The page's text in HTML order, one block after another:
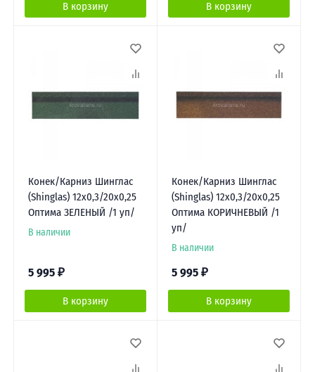
В корзину В корзину
Конек/Карниз Шинглас
(Shinglas) 12х0,3/20х0,25
Оптима ЗЕЛЕНЫЙ /1 уп/
В наличии
5 995 ₽
В корзину
Конек/Карниз Шинглас
(Shinglas) 12х0,3/20х0,25
Оптима КОРИЧНЕВЫЙ /1
уп/
В наличии
5 995 ₽
В корзину